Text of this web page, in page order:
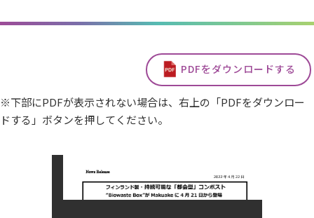
PDFをダウンロードする
※下部にPDFが表示されない場合は、右上の「PDFをダウンロー
ドする」ボタンを押してください。